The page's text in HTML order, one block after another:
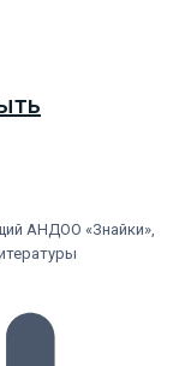
АНДОО «Знайки»,